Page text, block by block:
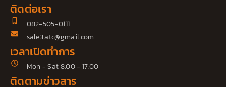
ติดต่อเรา
082-505-0111
sale3.atc@gmail.com
เวลาเปิดทำการ
Mon - Sat 8.00 - 17.00
ติดตามข่าวสาร